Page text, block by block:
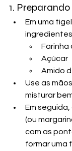
1.
Em uma
Farinha
Açúcar
Amido
Use as
misturar
Em
(ou
com as
formar uma